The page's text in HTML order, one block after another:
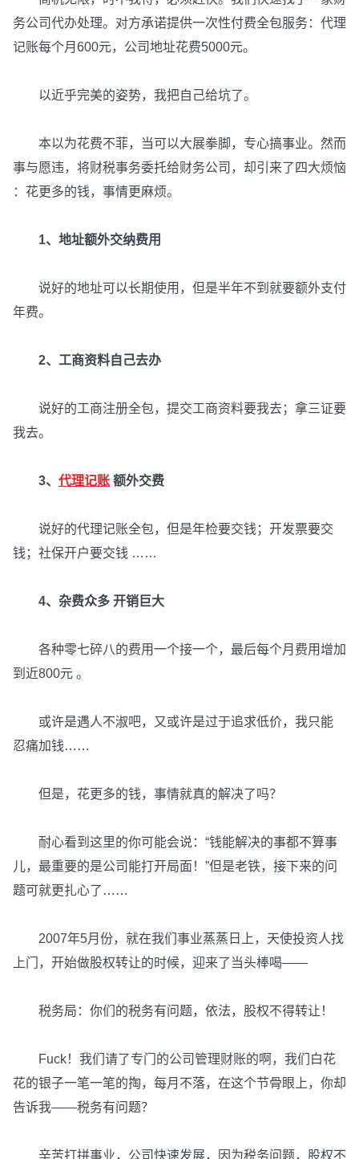
务公司代办处理。对方承诺提供一次性付费全包服务：代理
记账每个月600元，公司地址花费5000元。
以近乎完美的姿势，我把自己给坑了。
本以为花费不菲，当可以大展拳脚，专心搞事业。然而
事与愿违，将财税事务委托给财务公司，却引来了四大烦恼
：花更多的钱，事情更麻烦。
1、地址额外交纳费用
说好的地址可以长期使用，但是半年不到就要额外支付
年费。
2、工商资料自己去办
说好的工商注册全包，提交工商资料要我去；拿三证要
我去。
3、 代理记账 额外交费
说好的代理记账全包，但是年检要交钱；开发票要交
钱；社保开户要交钱 ……
4、杂费众多 开销巨大
各种零七碎八的费用一个接一个，最后每个月费用增加
到近800元 。
或许是遇人不淑吧，又或许是过于追求低价，我只能
忍痛加钱……
但是，花更多的钱，事情就真的解决了吗？
耐心看到这里的你可能会说：“钱能解决的事都不算事
儿，最重要的是公司能打开局面！”但是老铁，接下来的问
题可就更扎心了……
2007年5月份，就在我们事业蒸蒸日上，天使投资人找
上门，开始做股权转让的时候，迎来了当头棒喝——
税务局：你们的税务有问题，依法，股权不得转让！
Fuck！我们请了专门的公司管理财账的啊，我们白花
花的银子一笔一笔的掏，每月不落，在这个节骨眼上，你却
告诉我——税务有问题？
辛苦打拼事业，公司快速发展，因为税务问题，股权不